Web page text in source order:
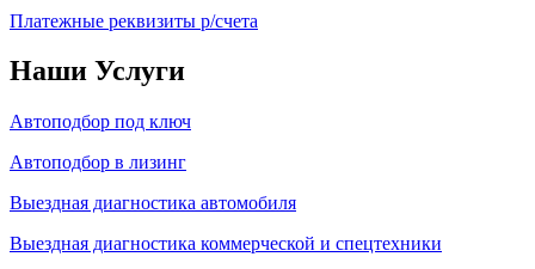
Платежные реквизиты р/счета
Наши Услуги
Автоподбор под ключ
Автоподбор в лизинг
Выездная диагностика автомобиля
Выездная диагностика коммерческой и спецтехники